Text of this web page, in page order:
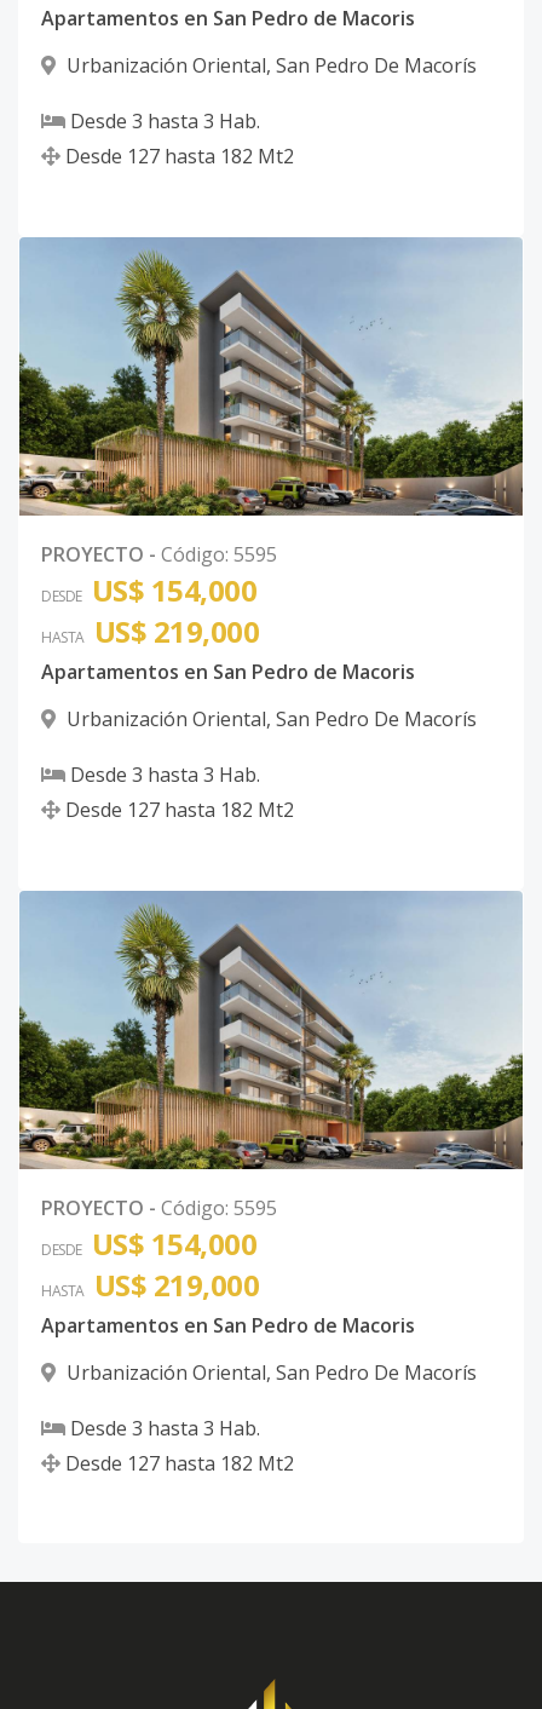
Apartamentos en San Pedro de Macoris
Urbanización Oriental, San Pedro De Macorís
Desde 3 hasta 3 Hab.
Desde 127 hasta 182 Mt2
PROYECTO - Código: 5595
DESDE US$ 154,000
HASTA US$ 219,000
Apartamentos en San Pedro de Macoris
Urbanización Oriental, San Pedro De Macorís
Desde 3 hasta 3 Hab.
Desde 127 hasta 182 Mt2
PROYECTO - Código: 5595
DESDE US$ 154,000
HASTA US$ 219,000
Apartamentos en San Pedro de Macoris
Urbanización Oriental, San Pedro De Macorís
Desde 3 hasta 3 Hab.
Desde 127 hasta 182 Mt2